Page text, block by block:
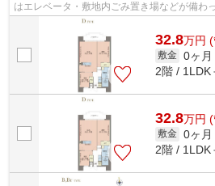
はエレベータ・敷地内ごみ置き場などが備わ
す。15階建ての物件となっています。他...
32.8万円
敷金 0ヶ月
2階 / 1LDK
32.8万円
敷金 0ヶ月
2階 / 1LDK